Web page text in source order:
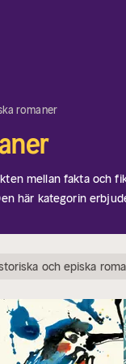
romaner
mellan fakta och
här kategorin
berättelser som
och episka